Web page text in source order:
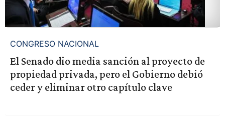
CONGRESO NACIONAL
El Senado dio media sanción al proyecto de
propiedad privada, pero el Gobierno debió
ceder y eliminar otro capítulo clave